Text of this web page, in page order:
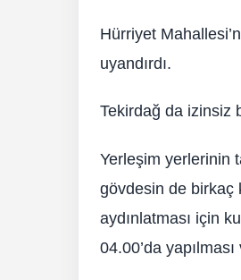
Hürriyet
uyandırdı.
Tekirdağ da izinsiz
Yerleşim yerlerinin
gövdesin de birkaç
aydınlatması için
04.00’da